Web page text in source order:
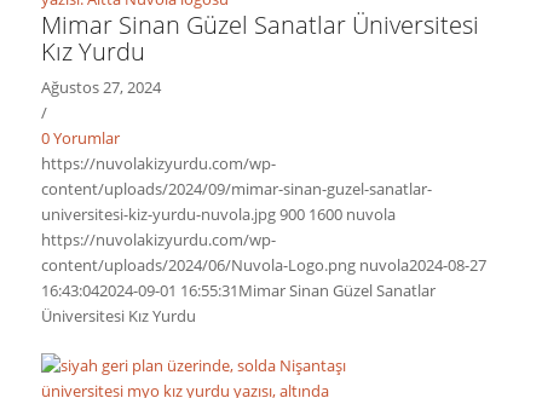
Mimar Sinan Güzel Sanatlar Üniversitesi
Kız Yurdu
Ağustos 27, 2024
/
0 Yorumlar
https://nuvolakizyurdu.com/wp-
content/uploads/2024/09/mimar-sinan-guzel-sanatlar-
universitesi-kiz-yurdu-nuvola.jpg900 1600 nuvola
https://nuvolakizyurdu.com/wp-
content/uploads/2024/06/Nuvola-Logo.png nuvola2024-08-27
16:43:042024-09-01 16:55:31Mimar Sinan Güzel Sanatlar
Üniversitesi Kız Yurdu